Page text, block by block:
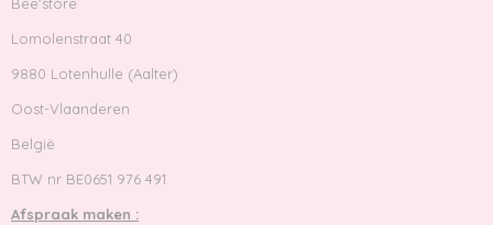
Lomolenstraat 40
9880 Lotenhulle (Aalter)
Oost-Vlaanderen
België
BTW nr BE0651 976 491
Afspraak maken :